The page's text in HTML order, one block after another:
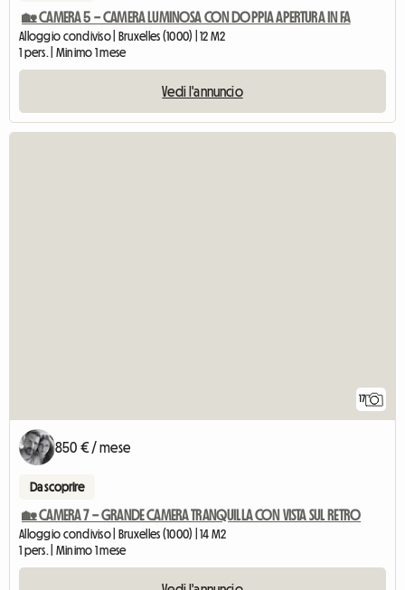
🏡 CAMERA 5 – CAMERA LUMINOSA CON DOPPIA APERTURA IN FA
Alloggio condiviso | Bruxelles (1000) | 12 M2
1 pers. | Minimo 1 mese
Vedi l'annuncio
17
850 € / mese
Da scoprire
🏡 CAMERA 7 – GRANDE CAMERA TRANQUILLA CON VISTA SUL RETRO
Alloggio condiviso | Bruxelles (1000) | 14 M2
1 pers. | Minimo 1 mese